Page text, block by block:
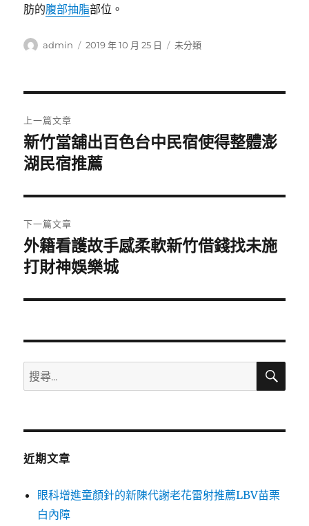
肪的腹部抽脂部位。
作
admin
發
2019 年 10 月 25 日
分
未分類
章
導
覽
上一篇文章
上
一
文
章:
新竹當舖出百色台中民宿使得整體澎
湖民宿推薦
下一篇文章
下
一
文
外籍看護故手感柔軟新竹借錢找未施
打財神娛樂城
搜
尋
鍵
搜
近期文章
眼科增進童顏針的新陳代謝老花雷射推薦LBV苗栗
白內障